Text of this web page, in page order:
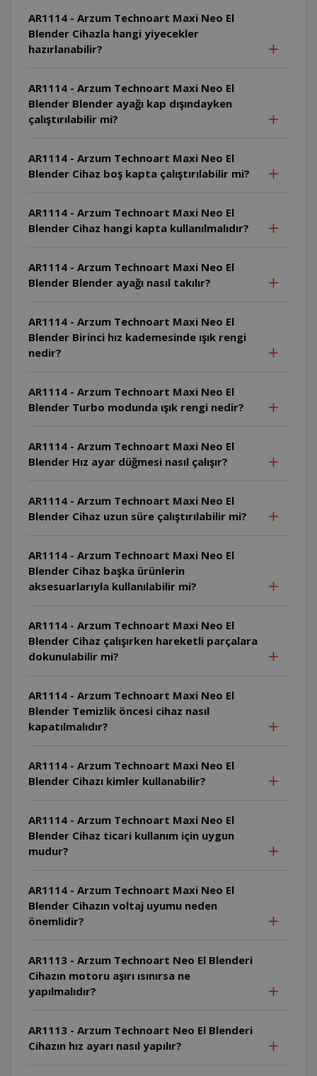
AR1114 - Arzum Technoart Maxi Neo El
Blender Cihazla hangi yiyecekler
hazırlanabilir?
AR1114 - Arzum Technoart Maxi Neo El
Blender Blender ayağı kap dışındayken
çalıştırılabilir mi?
AR1114 - Arzum Technoart Maxi Neo El
Blender Cihaz boş kapta çalıştırılabilir mi?
AR1114 - Arzum Technoart Maxi Neo El
Blender Cihaz hangi kapta kullanılmalıdır?
AR1114 - Arzum Technoart Maxi Neo El
Blender Blender ayağı nasıl takılır?
AR1114 - Arzum Technoart Maxi Neo El
Blender Birinci hız kademesinde ışık rengi
nedir?
AR1114 - Arzum Technoart Maxi Neo El
Blender Turbo modunda ışık rengi nedir?
AR1114 - Arzum Technoart Maxi Neo El
Blender Hız ayar düğmesi nasıl çalışır?
AR1114 - Arzum Technoart Maxi Neo El
Blender Cihaz uzun süre çalıştırılabilir mi?
AR1114 - Arzum Technoart Maxi Neo El
Blender Cihaz başka ürünlerin
aksesuarlarıyla kullanılabilir mi?
AR1114 - Arzum Technoart Maxi Neo El
Blender Cihaz çalışırken hareketli parçalara
dokunulabilir mi?
AR1114 - Arzum Technoart Maxi Neo El
Blender Temizlik öncesi cihaz nasıl
kapatılmalıdır?
AR1114 - Arzum Technoart Maxi Neo El
Blender Cihazı kimler kullanabilir?
AR1114 - Arzum Technoart Maxi Neo El
Blender Cihaz ticari kullanım için uygun
mudur?
AR1114 - Arzum Technoart Maxi Neo El
Blender Cihazın voltaj uyumu neden
önemlidir?
AR1113 - Arzum Technoart Neo El Blenderi
Cihazın motoru aşırı ısınırsa ne
yapılmalıdır?
AR1113 - Arzum Technoart Neo El Blenderi
Cihazın hız ayarı nasıl yapılır?